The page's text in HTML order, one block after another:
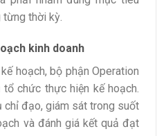
thời kỳ.
kinh doanh
hoạch, bộ phận Operation
chức thực hiện kế hoạch.
chỉ đạo, giám sát trong suốt
và đánh giá kết quả đạt